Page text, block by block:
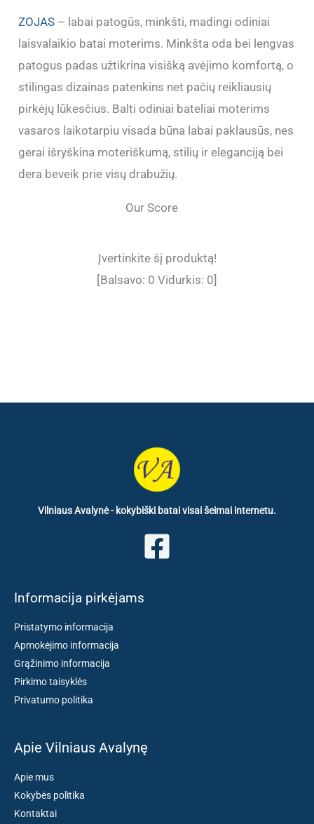
ZOJAS – labai patogūs, minkšti, madingi odiniai
laisvalaikio batai moterims. Minkšta oda bei lengvas
patogus padas užtikrina visišką avėjimo komfortą, o
stilingas dizainas patenkins net pačių reikliausių
pirkėjų lūkesčius. Balti odiniai bateliai moterims
vasaros laikotarpiu visada būna labai paklausūs, nes
gerai išryškina moteriškumą, stilių ir eleganciją bei
dera beveik prie visų drabužių.
Our Score
Įvertinkite šį produktą!
[Balsavo: 0 Vidurkis: 0]
Vilniaus Avalynė - kokybiški batai visai šeimai internetu.
Informacija pirkėjams
Pristatymo informacija
Apmokėjimo informacija
Grąžinimo informacija
Pirkimo taisyklės
Privatumo politika
Apie Vilniaus Avalynę
Apie mus
Kokybės politika
Kontaktai